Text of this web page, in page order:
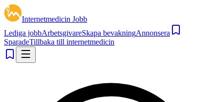
Internetmedicin Jobb
Lediga jobbArbetsgivareSkapa bevakningAnnonsera
SparadeTillbaka till internetmedicin